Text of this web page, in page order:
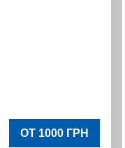
ОТ 1000 ГРН